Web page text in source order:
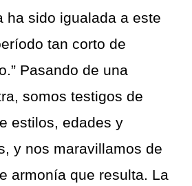
ha sido igualada a este
tan corto de
Pasando de una
somos testigos de
estilos, edades y
y nos maravillamos de
armonía que resulta. La